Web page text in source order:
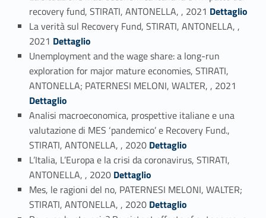
recovery fund, STIRATI, ANTONELLA, , 2021 Link identifier #identifier_person_120830-12
Dettaglio
La verità sul Recovery Fund, STIRATI, ANTONELLA, ,
2021 Link identifier #identifier_person_41837-13
Dettaglio
Unemployment and the wage share: a long-run
exploration for major mature economies, STIRATI,
ANTONELLA; PATERNESI MELONI, WALTER, , 2021
Dettaglio
Analisi macroeconomica, prospettive italiane e una
valutazione di MES ‘pandemico’ e Recovery Fund.,
STIRATI, ANTONELLA, , 2020 Link identifier #identifier_person_125692-15
Dettaglio
L’Italia, L’Europa e la crisi da coronavirus, STIRATI,
ANTONELLA, , 2020 Link identifier #identifier_person_71337-16
Dettaglio
Mes, le ragioni del no, PATERNESI MELONI, WALTER;
STIRATI, ANTONELLA, , 2020 Link identifier #identifier_person_128625-17
Dettaglio